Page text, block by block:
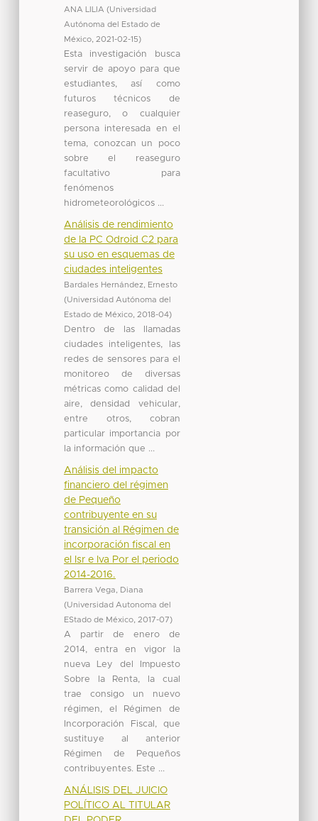
ANA LILIA (Universidad
Autónoma del Estado de
México, 2021-02-15)
Esta investigación busca
servir de apoyo para que
estudiantes, así como
futuros técnicos de
reaseguro, o cualquier
persona interesada en el
tema, conozcan un poco
sobre el reaseguro
facultativo para
fenómenos
hidrometeorológicos ...
Análisis de rendimiento
de la PC Odroid C2 para
su uso en esquemas de
ciudades inteligentes
Bardales Hernández, Ernesto
(Universidad Autónoma del
Estado de México, 2018-04)
Dentro de las llamadas
ciudades inteligentes, las
redes de sensores para el
monitoreo de diversas
métricas como calidad del
aire, densidad vehicular,
entre otros, cobran
particular importancia por
la información que ...
Análisis del impacto
financiero del régimen
de Pequeño
contribuyente en su
transición al Régimen de
incorporación fiscal en
el Isr e Iva Por el periodo
2014-2016.
Barrera Vega, Diana
(Universidad Autonoma del
EStado de México, 2017-07)
A partir de enero de
2014, entra en vigor la
nueva Ley del Impuesto
Sobre la Renta, la cual
trae consigo un nuevo
régimen, el Régimen de
Incorporación Fiscal, que
sustituye al anterior
Régimen de Pequeños
contribuyentes. Este ...
ANÁLISIS DEL JUICIO
POLÍTICO AL TITULAR